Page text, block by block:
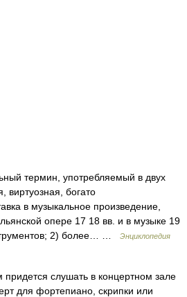
термин, употребляемый в двух
виртуозная, богато
в музыкальное произведение,
опере 17 18 вв. и в музыке 19
2) более… …
Энциклопедия
слушать в концертном зале
для фортепиано, скрипки или